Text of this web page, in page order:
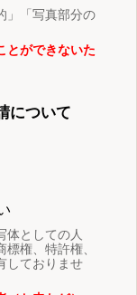
」「写真部分の
とができないた
について
体としての人
権、特許権、
しておりませ